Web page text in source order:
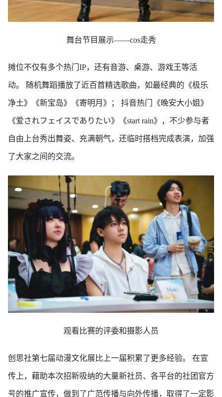
舞台节目展示——cos走秀
摊位不仅有多个热门IP，还有音游、桌游、游戏王等活
动。 随机舞蹈播放了近百首精选歌曲，如最经典的《极乐
净土》《新宝岛》《寄明月》； 抖音热门《晚安大小姐》
《爱されフェイスでありたい》《start rain》，不少参与者
自由上台秀出舞姿、充满朝气，还临时搭档完成表演，加强
了大家之间的交流。
观看比赛的评委和摄影人员
创思社第七届动漫文化展比上一届积累了更多经验。 在宣
传上，藉助本次招新吸纳的大量新社员、各平台的社团官方
号的推广宣传，做到了广范传播与向外传播，取得了一定影